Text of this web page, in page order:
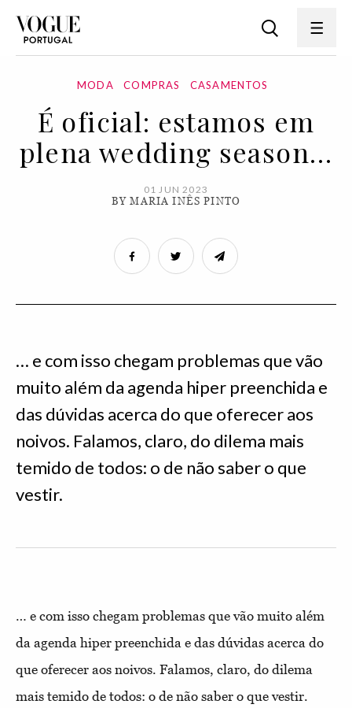
MODA COMPRAS CASAMENTOS
É oficial: estamos em
plena wedding season…
01 JUN 2023
BY MARIA INÊS PINTO
… e com isso chegam problemas que vão
muito além da agenda hiper preenchida e
das dúvidas acerca do que oferecer aos
noivos. Falamos, claro, do dilema mais
temido de todos: o de não saber o que
vestir.
… e com isso chegam problemas que vão muito além
da agenda hiper preenchida e das dúvidas acerca do
que oferecer aos noivos. Falamos, claro, do dilema
mais temido de todos: o de não saber o que vestir.